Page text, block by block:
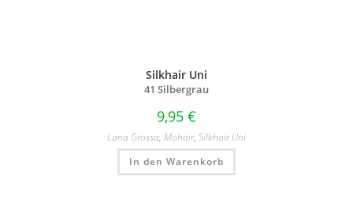
Silkhair Uni
41 Silbergrau
9,95 €
Lana Grossa, Mohair, Silkhair Uni
In den Warenkorb